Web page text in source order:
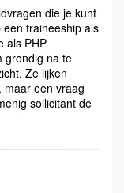
die je kunt
traineeship als
als PHP
grondig na te
Ze lijken
maar een vraag
sollicitant de